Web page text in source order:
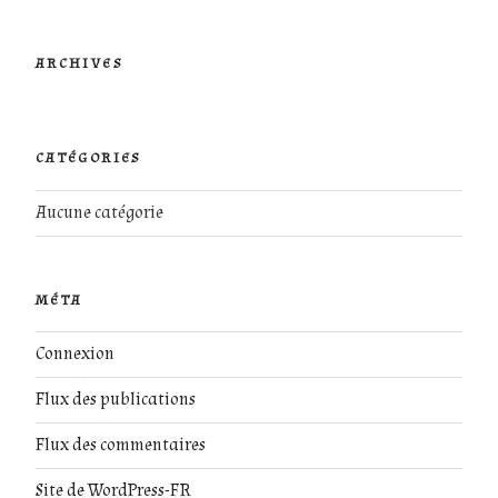
ARCHIVES
CATÉGORIES
Aucune catégorie
MÉTA
Connexion
Flux des publications
Flux des commentaires
Site de WordPress-FR